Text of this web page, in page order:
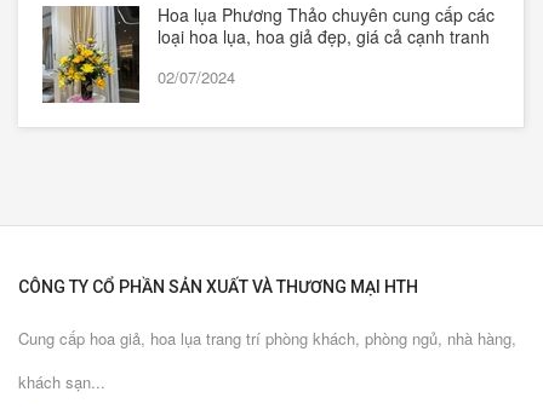
Hoa lụa Phương Thảo chuyên cung cấp các
loại hoa lụa, hoa giả đẹp, giá cả cạnh tranh
02/07/2024
CÔNG TY CỔ PHẦN SẢN XUẤT VÀ THƯƠNG MẠI HTH
Cung cấp hoa giả, hoa lụa trang trí phòng khách, phòng ngủ, nhà hàng,
khách sạn...